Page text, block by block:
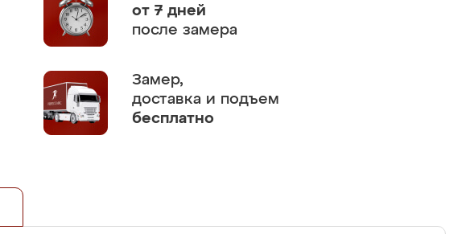
от 7 дней
после замера
Замер,
доставка и подъем
бесплатно